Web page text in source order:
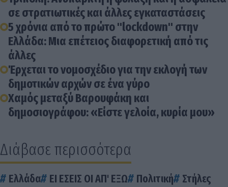
σε στρατιωτικές και άλλες εγκαταστάσεις
5 χρόνια από το πρώτο "lockdown" στην
Ελλάδα: Μια επέτειος διαφορετική από τις
άλλες
Έρχεται το νομοσχέδιο για την εκλογή των
δημοτικών αρχών σε ένα γύρο
Χαμός μεταξύ Βαρουφάκη και
δημοσιογράφου: «Είστε γελοία, κυρία μου»
Διάβασε περισσότερα
Ελλάδα ΕΙ ΕΣΕΙΣ ΟΙ ΑΠ' ΕΞΩ Πολιτική Στήλες